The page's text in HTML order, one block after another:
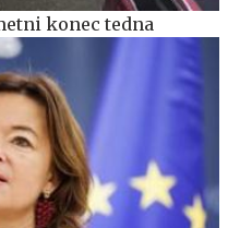
konec tedna